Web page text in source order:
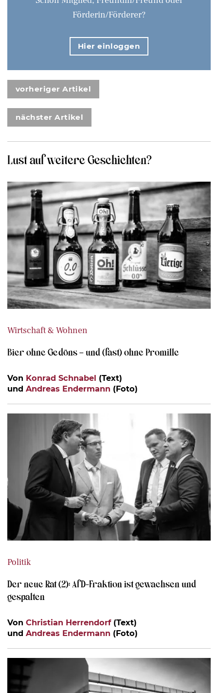
Förderin/Förderer?
Hier einloggen
vorheriger Artikel
nächster Artikel
Lust auf weitere Geschichten?
Wirtschaft & Wohnen
Bier ohne Gedöns – und (fast) ohne Promille
Von Konrad Schnabel (Text)
und Andreas Endermann (Foto)
Politik
Der neue Rat (2): AfD-Fraktion ist gewachsen und
gespalten
Von Christian Herrendorf(Text)
und Andreas Endermann (Foto)